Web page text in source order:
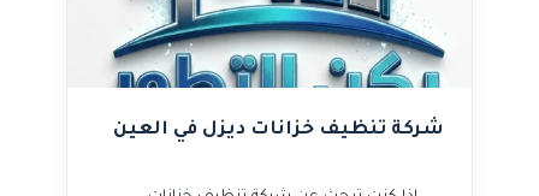
شركة تنظيف خزانات ديزل في العين